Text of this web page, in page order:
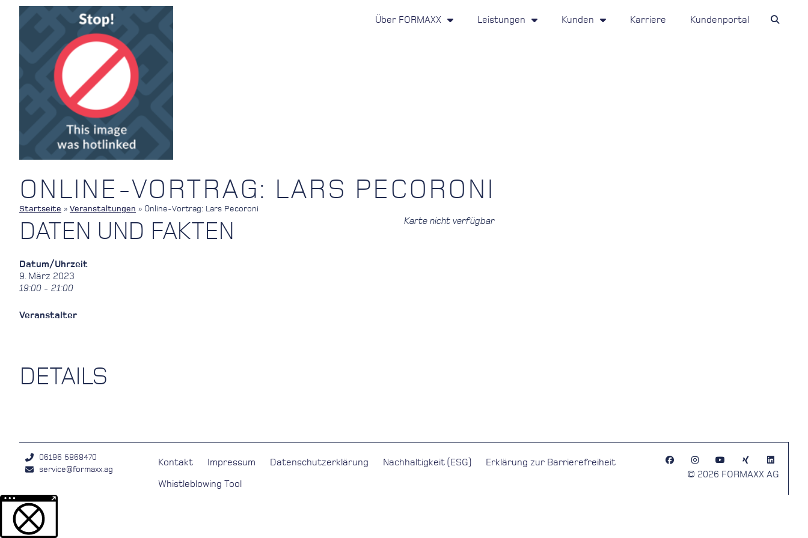
Über FORMAXX Leistungen Kunden Karriere Kundenportal
ONLINE-VORTRAG: LARS PECORONI
Startseite » Veranstaltungen » Online-Vortrag: Lars Pecoroni
Karte nicht verfügbar
DATEN UND FAKTEN
Datum/Uhrzeit
9. März 2023
19:00 - 21:00
Veranstalter
DETAILS
06196 5868470
service@formaxx.ag
Kontakt Impressum Datenschutzerklärung Nachhaltigkeit (ESG) Erklärung zur Barrierefreiheit
Whistleblowing Tool
© 2026 FORMAXX AG
Weitere Informationen über den gesperrten Inhalt.